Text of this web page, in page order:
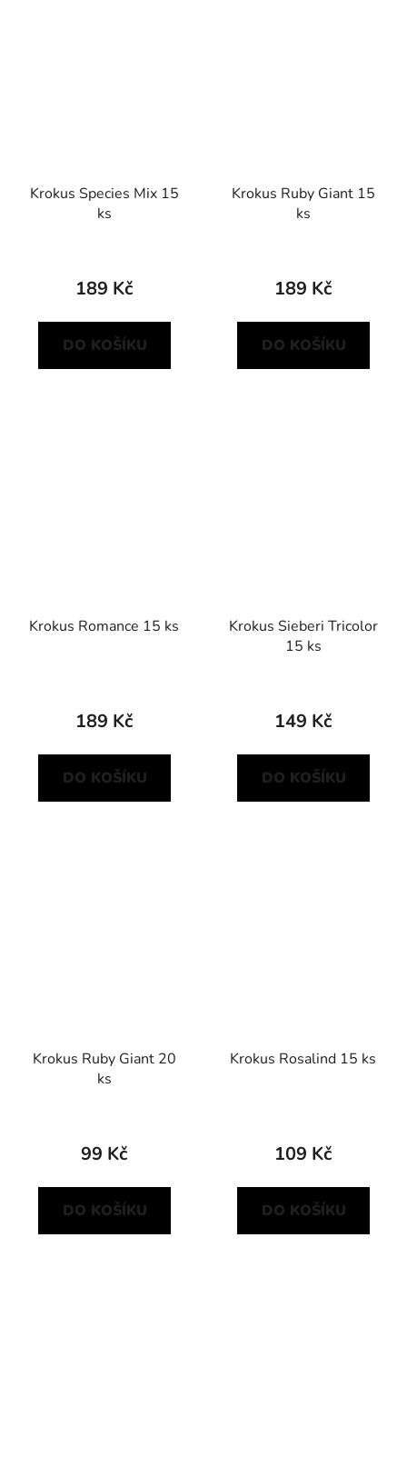
Krokus Species Mix 15
ks
189 Kč
DO KOŠÍKU
Krokus Ruby Giant 15
ks
189 Kč
DO KOŠÍKU
Krokus Romance 15 ks
189 Kč
DO KOŠÍKU
Krokus Sieberi Tricolor
15 ks
149 Kč
DO KOŠÍKU
Krokus Ruby Giant 20
ks
99 Kč
DO KOŠÍKU
Krokus Rosalind 15 ks
109 Kč
DO KOŠÍKU